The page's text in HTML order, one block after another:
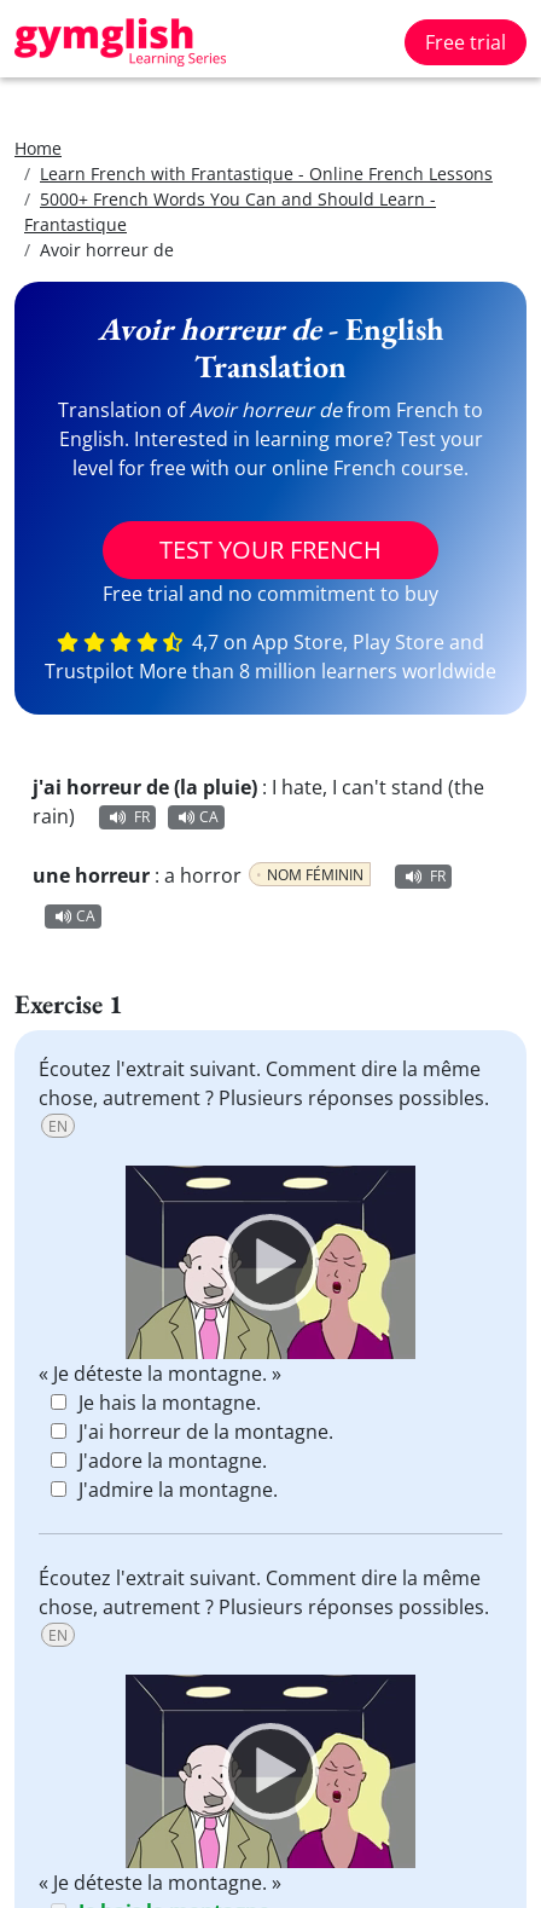
Free trial
Home
Learn French with Frantastique - Online French Lessons
5000+ French Words You Can and Should Learn -
Frantastique
Avoir horreur de
Avoir horreur de- English
Translation
Translation ofAvoir horreur defrom French to
English. Interested in learning more? Test your
level for free with our online French course.
TEST YOUR FRENCH
Free trial and no commitment to buy
4,7 on App Store, Play Store and
Trustpilot More than 8 million learners worldwide
j'ai horreur de (la pluie) : I hate, I can't stand (the
rain)
FR CA
une horreur : a horror NOM FÉMININ
FR
CA
Exercise 1
Écoutez l'extrait suivant. Comment dire la même
chose, autrement ? Plusieurs réponses possibles.
EN
Video
Player
« Je déteste la montagne. »
Je hais la montagne.
J'ai horreur de la montagne.
J'adore la montagne.
J'admire la montagne.
Écoutez l'extrait suivant. Comment dire la même
chose, autrement ? Plusieurs réponses possibles.
EN
Video
Player
« Je déteste la montagne. »